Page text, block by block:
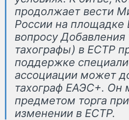
продолжает вести
России на
вопросу Добавления
тахографы) в ЕСТР
поддержке
ассоциации может
тахограф ЕАЭС+. Он
предметом торга
изменении в ЕСТР.